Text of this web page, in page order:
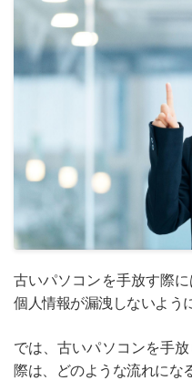
古いパソコンを手放す際
個人情報が漏洩しないよう
では、古いパソコンを手
際は、どのような流れにな